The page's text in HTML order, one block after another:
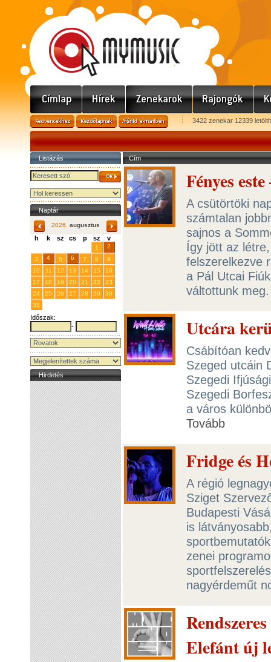
3422 zenekar 12339
Listázás
Naptár
2026. augusztus
h k sz cs p sz v
1
2
3
4 5 6 7 8
9
10
11 12 13 14 15
16
17
18 19 20 21 22
23
24
25 26 27 28 29
30
31
Időszak:
-
Hirdetés
Cím
Fényes
A csütörtöki
számtalan
sajnos a
Így jött az
felszerelkezve
a Pál Utcai
váltottunk
Utcára
Csábítóan
Szeged utcáin
Szegedi
Szegedi
a város
Tovább
Fridge és
A régió
Sziget
Budapesti
is
zenei
nagyérdeműt
Elefánt új